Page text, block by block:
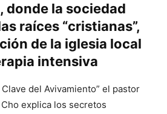
donde la sociedad
raíces “cristianas”,
de la iglesia local
intensiva
del Avivamiento” el pastor
explica los secretos